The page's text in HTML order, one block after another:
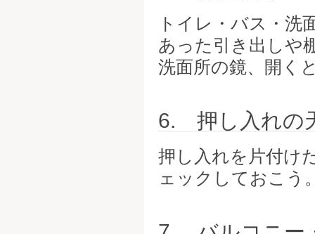
トイレ・バス・洗
あった引き出しや
洗面所の鏡、開く
6. 押し入れの
押し入れを片付け
ェックしておこう